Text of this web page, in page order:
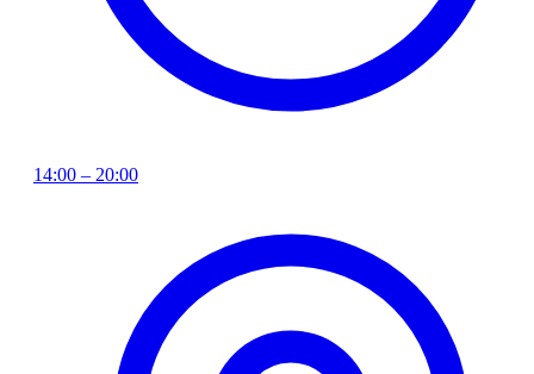
14:00 – 20:00